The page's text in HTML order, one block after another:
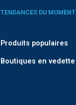
TENDANCES DU MOMENT
Produits populaires
Boutiques en vedette